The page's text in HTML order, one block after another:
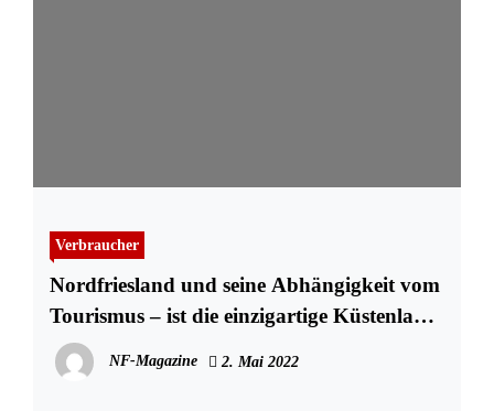
Verbraucher
Nordfriesland und seine Abhängigkeit vom
Tourismus – ist die einzigartige Küstenlage
ein Fluch oder Segen für die
Einheimischen?
NF-Magazine 2. Mai 2022